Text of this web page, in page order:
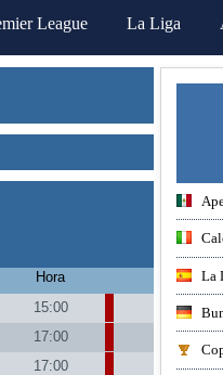
League La Liga
Hora
15:00
17:00
17:00
La